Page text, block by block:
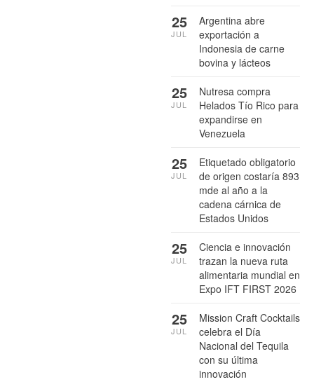
Argentina abre
exportación a
Indonesia de carne
bovina y lácteos
25
JUL
Nutresa compra
Helados Tío Rico para
expandirse en
Venezuela
25
JUL
Etiquetado obligatorio
de origen costaría 893
mde al año a la
cadena cárnica de
Estados Unidos
25
JUL
Ciencia e innovación
trazan la nueva ruta
alimentaria mundial en
Expo IFT FIRST 2026
25
JUL
Mission Craft Cocktails
celebra el Día
Nacional del Tequila
con su última
innovación
25
JUL